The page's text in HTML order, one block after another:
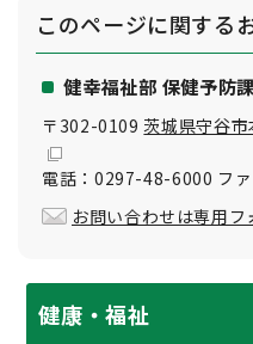
このページに関する
健幸福祉部 保健予防課
〒302-0109茨城県守谷
電話：0297-48-6000 フ
お問い合わせは専用フ
健康・福祉